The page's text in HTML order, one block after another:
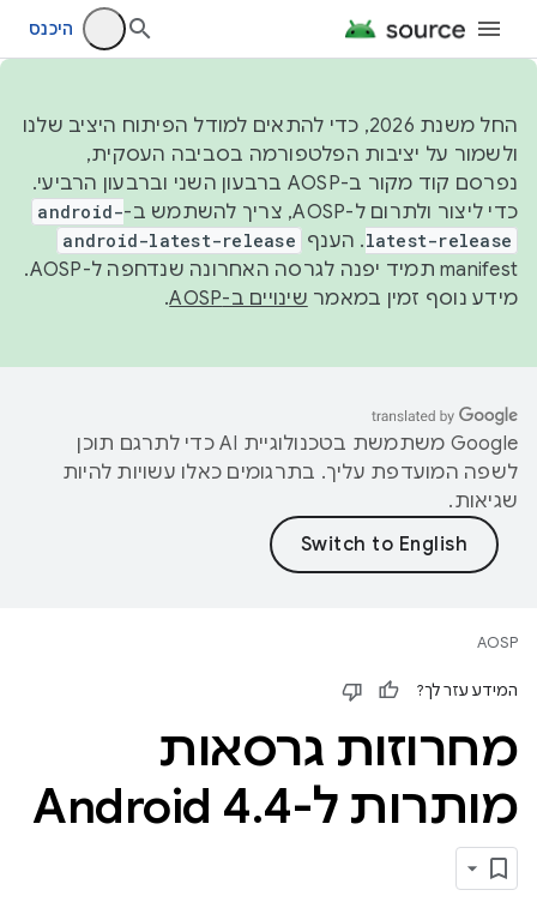
היכנס
החל משנת 2026, כדי להתאים למודל הפיתוח היציב שלנו
ולשמור על יציבות הפלטפורמה בסביבה העסקית,
נפרסם קוד מקור ב-AOSP ברבעון השני וברבעון הרביעי.
כדי ליצור ולתרום ל-AOSP, צריך להשתמש ב-
android-
latest-release. הענף android-latest-release
manifest תמיד יפנה לגרסה האחרונה שנדחפה ל-AOSP.
מידע נוסף זמין במאמר שינויים ב-AOSP .
‫Google משתמשת בטכנולוגיית AI כדי לתרגם תוכן
לשפה המועדפת עליך. בתרגומים כאלו עשויות להיות
שגיאות.
AOSP
המידע עזר לך?
מחרוזות גרסאות
מותרות ל-Android 4 .4